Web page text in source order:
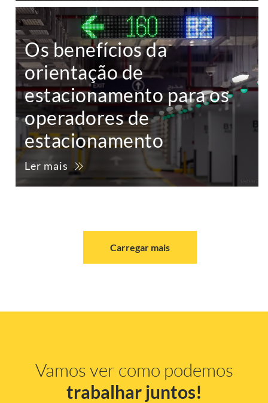
Os benefícios da
orientação de
estacionamento para os
operadores de
estacionamento
Ler mais
Carregar mais
Vamos ver como podemos
trabalhar juntos!